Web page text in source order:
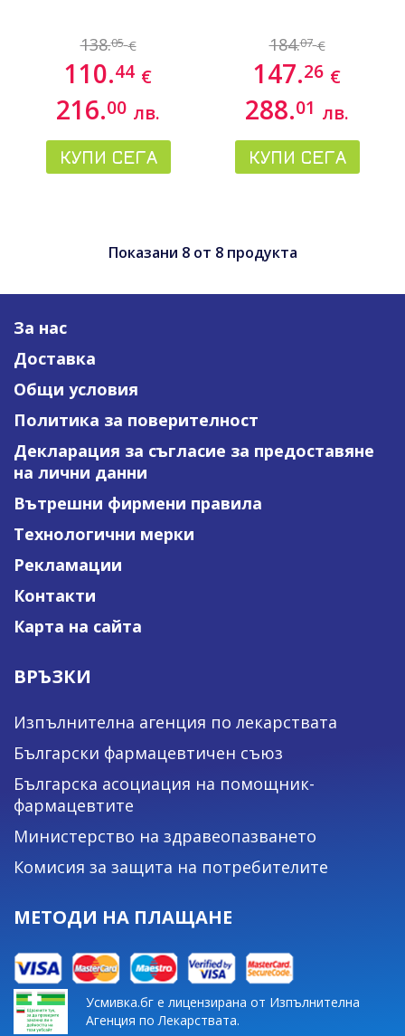
138.05 €
110.44 €
216.00 лв.
КУПИ СЕГА
184.07 €
147.26 €
288.01 лв.
КУПИ СЕГА
Показани 8от 8продукта
За нас
Доставка
Общи условия
Политика за поверителност
Декларация за съгласие за предоставяне
на лични данни
Вътрешни фирмени правила
Технологични мерки
Рекламации
Контакти
Карта на сайта
ВРЪЗКИ
Изпълнителна агенция по лекарствата
Български фармацевтичен съюз
Българска асоциация на помощник-
фармацевтите
Министерство на здравеопазването
Комисия за защита на потребителите
МЕТОДИ НА ПЛАЩАНЕ
Усмивка.бг е лицензирана от Изпълнителна
Агенция по Лекарствата.